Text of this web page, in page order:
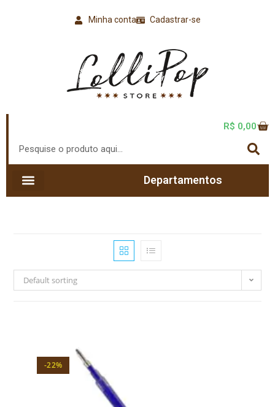
Cadastrar-se
Minha conta
R$ 0,00
Departamentos
Default sorting
-22%